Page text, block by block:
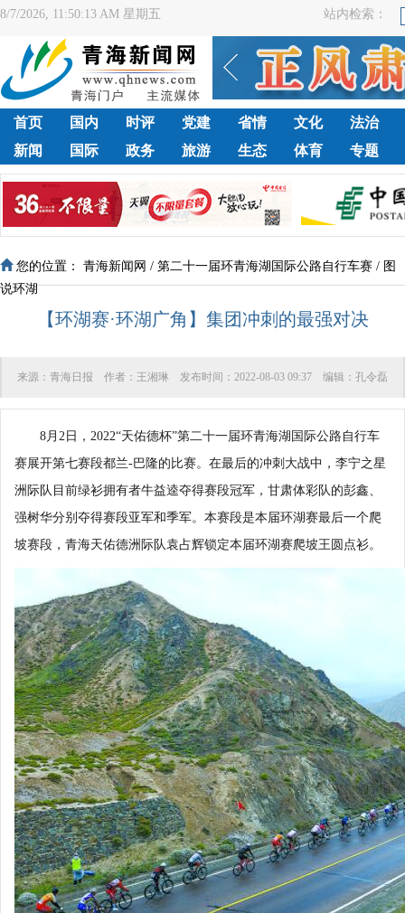
8/7/2026, 11:50:14 AM 星期五 站内检索：
首页 国内 时评 党建 省情 文化
法治
新闻
国际 政务 旅游 生态 体育 专题
您的位置： 青海新闻网 / 第二十一届环青海湖国际公路自行车赛 / 图
说环湖
【环湖赛·环湖广角】集团冲刺的最强对决
来源： 青海日报 作者： 王湘琳 发布时间： 2022-08-03 09:37 编辑： 孔令磊
8月2日，2022“天佑德杯”第二十一届环青海湖国际公路自行车
赛展开第七赛段都兰-巴隆的比赛。在最后的冲刺大战中，李宁之星
洲际队目前绿衫拥有者牛益逵夺得赛段冠军，甘肃体彩队的彭鑫、
强树华分别夺得赛段亚军和季军。本赛段是本届环湖赛最后一个爬
坡赛段，青海天佑德洲际队袁占辉锁定本届环湖赛爬坡王圆点衫。